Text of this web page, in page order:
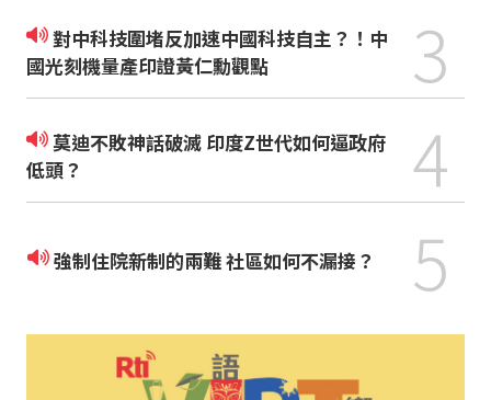
對中科技圍堵反加速中國科技自主？！中
國光刻機量產印證黃仁勳觀點
3
莫迪不敗神話破滅 印度Z世代如何逼政府
低頭？
4
強制住院新制的兩難 社區如何不漏接？ 5